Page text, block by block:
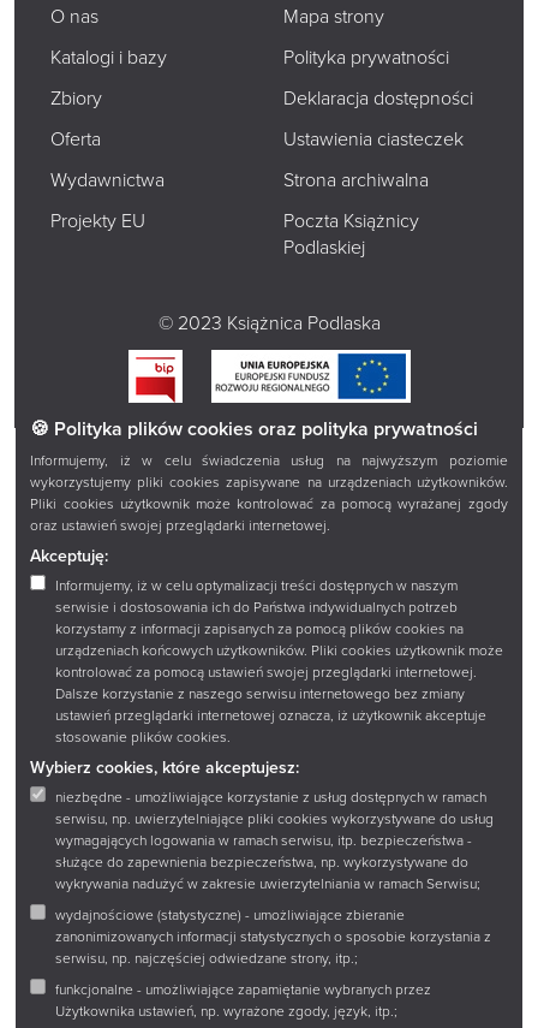
🍪 Polityka plików cookies oraz polityka prywatności
Informujemy, iż w celu świadczenia usług na najwyższym poziomie
wykorzystujemy pliki cookies zapisywane na urządzeniach użytkowników.
Pliki cookies użytkownik może kontrolować za pomocą wyrażanej zgody
oraz ustawień swojej przeglądarki internetowej.
Akceptuję:
Informujemy, iż w celu optymalizacji treści dostępnych w naszym
serwisie i dostosowania ich do Państwa indywidualnych potrzeb
korzystamy z informacji zapisanych za pomocą plików cookies na
urządzeniach końcowych użytkowników. Pliki cookies użytkownik może
kontrolować za pomocą ustawień swojej przeglądarki internetowej.
Dalsze korzystanie z naszego serwisu internetowego bez zmiany
ustawień przeglądarki internetowej oznacza, iż użytkownik akceptuje
stosowanie plików cookies.
Wybierz cookies, które akceptujesz:
niezbędne - umożliwiające korzystanie z usług dostępnych w ramach
serwisu, np. uwierzytelniające pliki cookies wykorzystywane do usług
wymagających logowania w ramach serwisu, itp. bezpieczeństwa -
służące do zapewnienia bezpieczeństwa, np. wykorzystywane do
wykrywania nadużyć w zakresie uwierzytelniania w ramach Serwisu;
wydajnościowe (statystyczne) - umożliwiające zbieranie
zanonimizowanych informacji statystycznych o sposobie korzystania z
serwisu, np. najczęściej odwiedzane strony, itp.;
funkcjonalne - umożliwiające zapamiętanie wybranych przez
Użytkownika ustawień, np. wyrażone zgody, język, itp.;
O nas
Katalogi i bazy
Zbiory
Oferta
Wydawnictwa
Projekty EU
Mapa strony
Polityka prywatności
Deklaracja dostępności
Ustawienia ciasteczek
Strona archiwalna
Poczta Książnicy
Podlaskiej
© 2023 Książnica Podlaska